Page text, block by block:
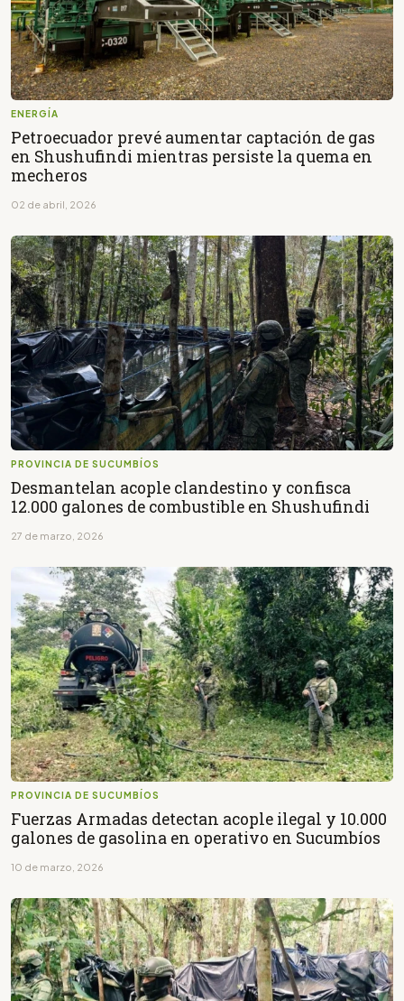
ENERGÍA
Petroecuador prevé aumentar captación de gas
en Shushufindi mientras persiste la quema en
mecheros
02 de abril, 2026
PROVINCIA DE SUCUMBÍOS
Desmantelan acople clandestino y confisca
12.000 galones de combustible en Shushufindi
27 de marzo, 2026
PROVINCIA DE SUCUMBÍOS
Fuerzas Armadas detectan acople ilegal y 10.000
galones de gasolina en operativo en Sucumbíos
10 de marzo, 2026